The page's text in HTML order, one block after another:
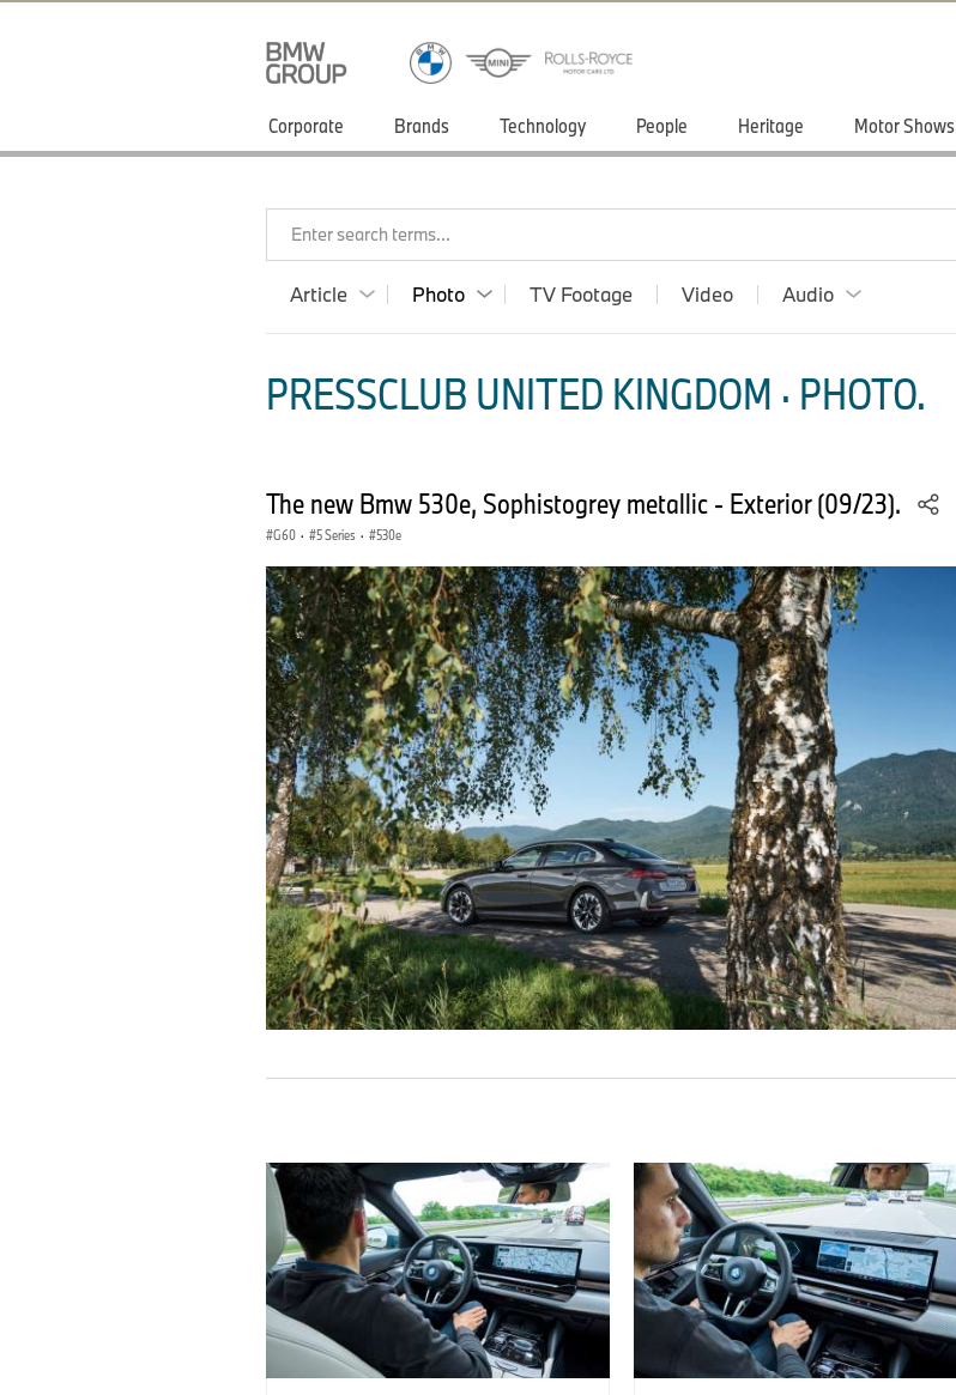
Corporate Brands Technology People Heritage Motor Shows
Enter search terms...
Article Photo TV Footage Video Audio
PRESSCLUB UNITED KINGDOM · PHOTO.
The new Bmw 530e, Sophistogrey metallic - Exterior (09/23).
G60 · 5 Series · 530e